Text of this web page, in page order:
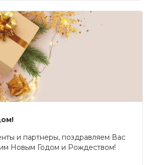
и партнеры, поздравляем Вас
Новым Годом и Рождеством!